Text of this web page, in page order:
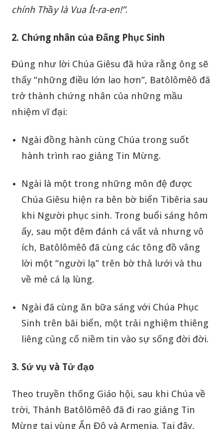
chính Thầy là Vua Ít-ra-en!”.
2. Chứng nhân của Đấng Phục Sinh
Đúng như lời Chúa Giêsu đã hứa rằng ông sẽ
thấy “những điều lớn lao hơn”, Batôlômêô đã
trở thành chứng nhân của những mầu
nhiệm vĩ đại:
Ngài đồng hành cùng Chúa trong suốt
hành trình rao giảng Tin Mừng.
Ngài là một trong những môn đệ được
Chúa Giêsu hiện ra bên bờ biển Tibêria sau
khi Người phục sinh. Trong buổi sáng hôm
ấy, sau một đêm đánh cá vất vả nhưng vô
ích, Batôlômêô đã cùng các tông đồ vâng
lời một “người lạ” trên bờ thả lưới và thu
về mẻ cá lạ lùng.
Ngài đã cùng ăn bữa sáng với Chúa Phục
Sinh trên bãi biển, một trải nghiệm thiêng
liêng củng cố niềm tin vào sự sống đời đời.
3. Sứ vụ và Tử đạo
Theo truyền thống Giáo hội, sau khi Chúa về
trời, Thánh Batôlômêô đã đi rao giảng Tin
Mừng tại vùng Ấn Độ và Armenia. Tại đây,